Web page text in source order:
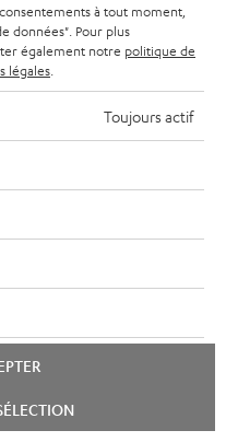
d'expertise
la vente à distance (Fevad) et à sa charte
Ecommerce Europe Trustmark.
chat
à tout moment,
données". Pour plus
également notre politique de
légales
Toujours actif